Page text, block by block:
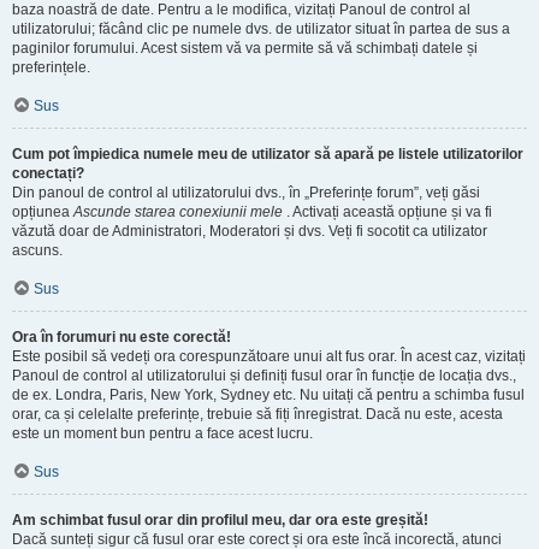
baza noastră de date. Pentru a le modifica, vizitați Panoul de control al
utilizatorului; făcând clic pe numele dvs. de utilizator situat în partea de sus a
paginilor forumului. Acest sistem vă va permite să vă schimbați datele și
preferințele.
Sus
Cum pot împiedica numele meu de utilizator să apară pe listele utilizatorilor
conectați?
Din panoul de control al utilizatorului dvs., în „Preferințe forum”, veți găsi
opțiuneaAscunde starea conexiunii mele . Activați această opțiune și va fi
văzută doar de Administratori, Moderatori și dvs. Veți fi socotit ca utilizator
ascuns.
Sus
Ora în forumuri nu este corectă!
Este posibil să vedeți ora corespunzătoare unui alt fus orar. În acest caz, vizitați
Panoul de control al utilizatorului și definiți fusul orar în funcție de locația dvs.,
de ex. Londra, Paris, New York, Sydney etc. Nu uitați că pentru a schimba fusul
orar, ca și celelalte preferințe, trebuie să fiți înregistrat. Dacă nu este, acesta
este un moment bun pentru a face acest lucru.
Sus
Am schimbat fusul orar din profilul meu, dar ora este greșită!
Dacă sunteți sigur că fusul orar este corect și ora este încă incorectă, atunci